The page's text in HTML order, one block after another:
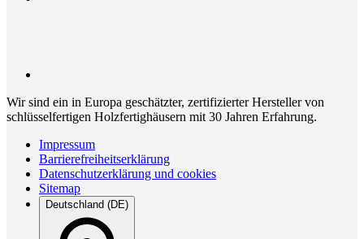
Wir sind ein in Europa geschätzter, zertifizierter Hersteller von
schlüsselfertigen Holzfertighäusern mit 30 Jahren Erfahrung.
Impressum
Barrierefreiheitserklärung
Datenschutzerklärung und cookies
Sitemap
Deutschland (DE)